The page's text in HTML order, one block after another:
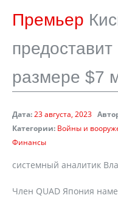
Премьер
размере $7
Дата:23 августа, 2023
Категории: Войны и
Финансы
cистемный аналитик
Член QUAD Япония